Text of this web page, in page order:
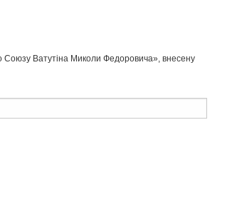
Союзу Ватутіна Миколи Федоровича», внесену